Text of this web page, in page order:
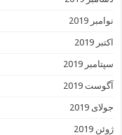
نوامبر 2019
اکتبر 2019
سپتامبر 2019
آگوست 2019
جولای 2019
ژوئن 2019